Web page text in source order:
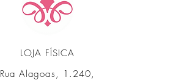
LOJA FÍSICA
Rua Alagoas, 1.240,